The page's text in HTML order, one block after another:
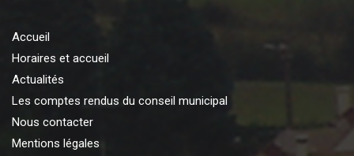
Accueil
Horaires et accueil
Actualités
Les comptes rendus du conseil municipal
Nous contacter
Mentions légales